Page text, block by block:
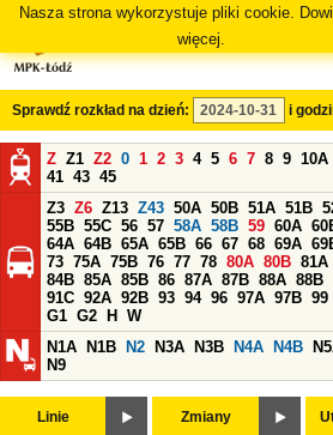
Nasza strona wykorzystuje pliki cookie.
więcej.
Sprawdź rozkład na dzień: i
Z Z1 Z2 0 1 2 3 4 5 6 7 8 9 10A
41 43 45
Z3 Z6 Z13 Z43 50A 50B 51A 51B
55B 55C 56 57 58A 58B 59 60A
64A 64B 65A 65B 66 67 68 69A
73 75A 75B 76 77 78 80A 80B 81A
84B 85A 85B 86 87A 87B 88A 88B
91C 92A 92B 93 94 96 97A 97B 99
G1 G2 H
W
N1A
N1B N2 N3A N3B N4A N4B
N9
Linie Zmiany